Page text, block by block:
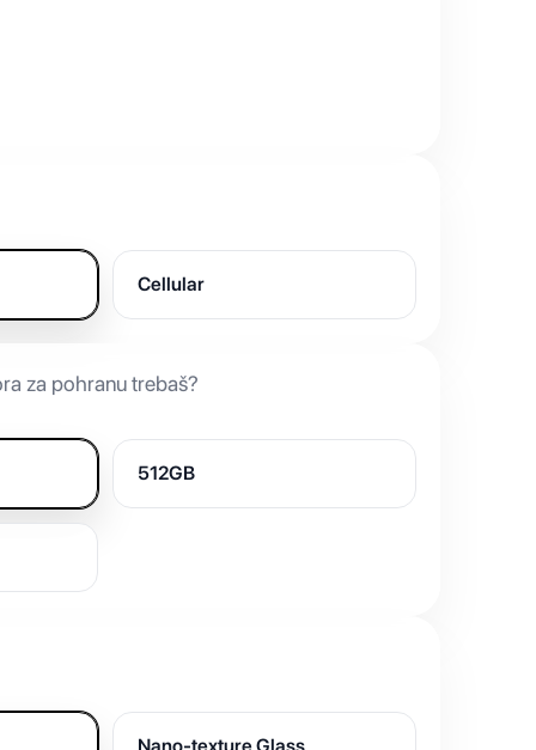
Cellular
za pohranu trebaš?
512GB